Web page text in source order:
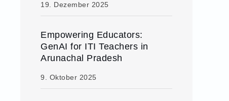
19. Dezember 2025
Empowering Educators:
GenAI for ITI Teachers in
Arunachal Pradesh
9. Oktober 2025